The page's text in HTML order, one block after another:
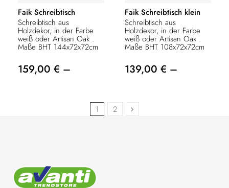
Faik Schreibtisch
Schreibtisch aus
Holzdekor, in der Farbe
weiß oder Artisan Oak .
Maße BHT 144x72x72cm
159,00 € –
Faik Schreibtisch klein
Schreibtisch aus
Holzdekor, in der Farbe
weiß oder Artisan Oak .
Maße BHT 108x72x72cm
139,00 € –
1 2